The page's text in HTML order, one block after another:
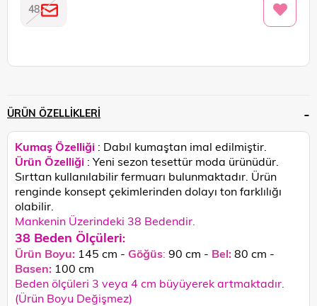
48
ÜRÜN ÖZELLIKLERI
Kumaş Özelliği : Dabıl kumaştan imal edilmiştir.
Ürün Özelliği : Yeni sezon tesettür moda ürünüdür.
Sırttan kullanılabilir fermuarı bulunmaktadır. Ürün
renginde konsept çekimlerinden dolayı ton farklılığı
olabilir.
Mankenin Üzerindeki 38 Bedendir.
38 Beden Ölçüleri:
Ürün Boyu: 145 cm - Göğüs: 90 cm - Bel:80 cm -
Basen: 100 cm
Beden ölçüleri 3 veya 4 cm büyüyerek artmaktadır.
(Ürün Boyu Değişmez)